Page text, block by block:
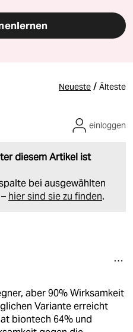
Neueste / Älteste
diesem Artikel ist
bei ausgewählten
hier sind sie zu finden.
einloggen
aber 90% Wirksamkeit
Variante erreicht
biontech 64% und